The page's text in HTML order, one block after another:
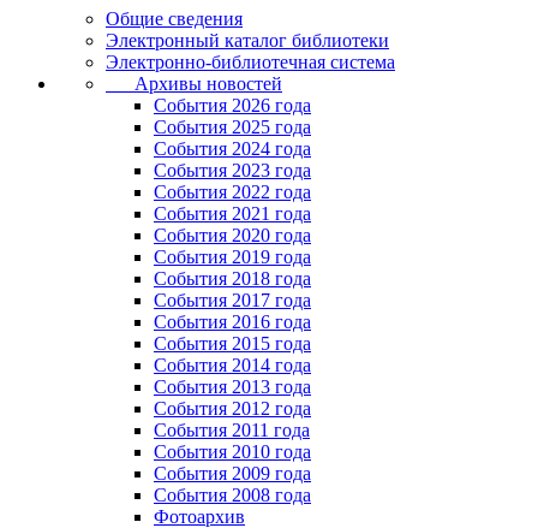
Общие сведения
Электронный каталог библиотеки
Электронно-библиотечная система
Архивы новостей
Cобытия 2026 года
События 2025 года
События 2024 года
События 2023 года
Cобытия 2022 года
Cобытия 2021 года
События 2020 года
События 2019 года
События 2018 года
События 2017 года
События 2016 года
События 2015 года
События 2014 года
События 2013 года
События 2012 года
События 2011 года
События 2010 года
События 2009 года
События 2008 года
Фотоархив